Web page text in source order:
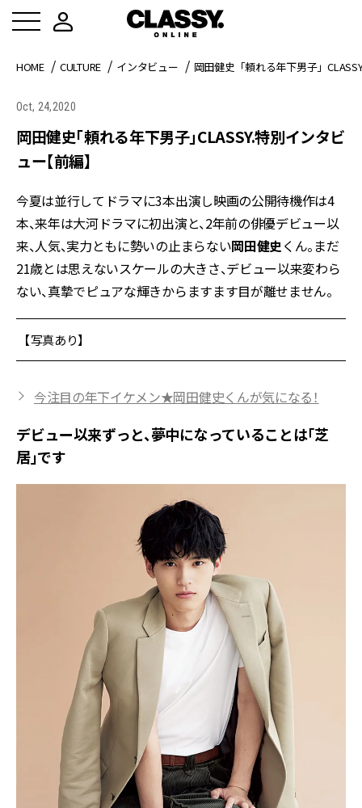
HOME CULTURE インタビュー 岡田健史「頼れる年下男子」
Oct, 24,2020
岡田健史「頼れる年下男子」CLASSY.特別インタビ
ュー【前編】
今夏は並行してドラマに3本出演し映画の公開待機作は4
本、来年は大河ドラマに初出演と、2年前の俳優デビュー以
来、人気、実力ともに勢いの止まらない岡田健史くん。まだ
21歳とは思えないスケールの大きさ、デビュー以来変わら
ない、真摯でピュアな輝きからますます目が離せません。
【写真あり】
今注目の年下イケメン★岡田健史くんが気になる！
デビュー以来ずっと、夢中になっていることは「芝
居」です